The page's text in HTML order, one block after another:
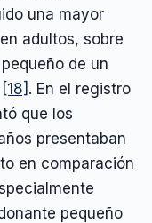
una mayor
adultos, sobre
de un
[18] . En el registro
que los
presentaban
en comparación
pequeño